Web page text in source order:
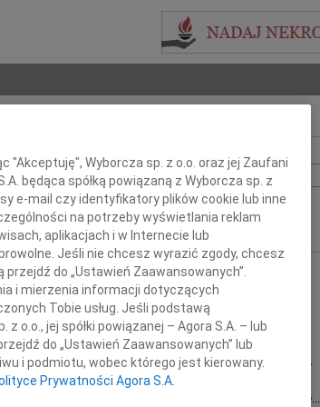
+ szukanie zaawansowane
INNE NEKROLOGI
06.08.2026Gdańsk
Drogi Piotrze Koleżanki i Koledzy z firmy...
05.08.2026Gdańsk
Nasze Koleżance Renacie Sęk w trudnych...
04.08.2026Gdańsk
Panu Piotrowi Widzowi Radnemu Sejmiku...
Zofia Mazurek
Naszej Koleżance Beacie Rumińskiej wyrazy...
"Akceptuję", Wyborcza sp. z o.o. oraz jej Zaufani
będąca spółką powiązaną z Wyborcza sp. z
e-mail czy identyfikatory plików cookie lub inne
na potrzeby wyświetlania reklam
aplikacjach i w Internecie lub
Jeśli nie chcesz wyrazić zgody, chcesz
do „Ustawień Zaawansowanych”.
i mierzenia informacji dotyczących
Tobie usług. Jeśli podstawą
o.o., jej spółki powiązanej – Agora S.A. – lub
do „Ustawień Zaawansowanych” lub
i podmiotu, wobec którego jest kierowany.
Prywatności Agora S.A.